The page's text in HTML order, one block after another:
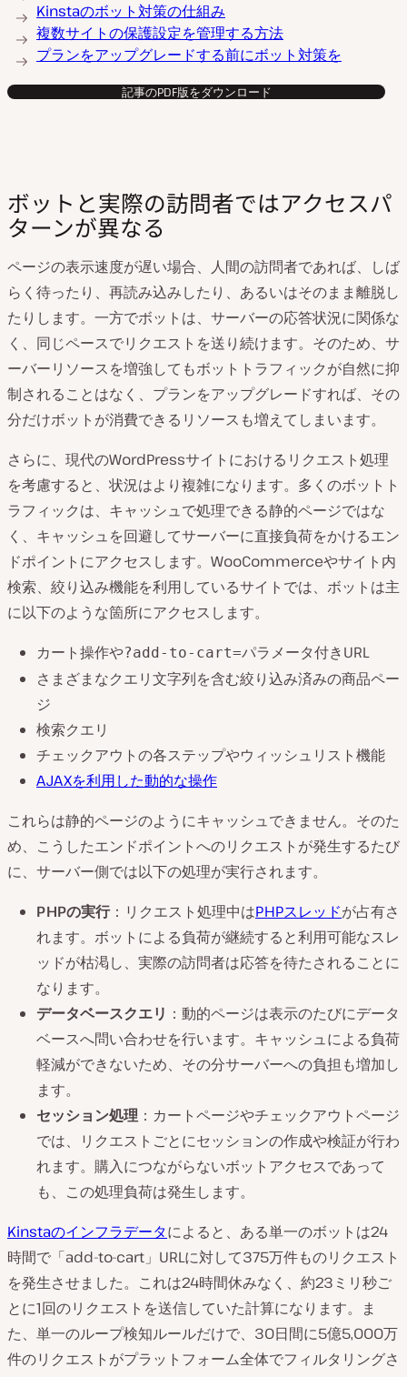
Kinstaのボット対策の仕組み
複数サイトの保護設定を管理する方法
プランをアップグレードする前にボット対策を
記事のPDF版をダウンロード
ボットと実際の訪問者ではアクセスパ
ターンが異なる
ページの表示速度が遅い場合、人間の訪問者であれば、しば
らく待ったり、再読み込みしたり、あるいはそのまま離脱し
たりします。一方でボットは、サーバーの応答状況に関係な
く、同じペースでリクエストを送り続けます。そのため、サ
ーバーリソースを増強してもボットトラフィックが自然に抑
制されることはなく、プランをアップグレードすれば、その
分だけボットが消費できるリソースも増えてしまいます。
さらに、現代のWordPressサイトにおけるリクエスト処理
を考慮すると、状況はより複雑になります。多くのボットト
ラフィックは、キャッシュで処理できる静的ページではな
く、キャッシュを回避してサーバーに直接負荷をかけるエン
ドポイントにアクセスします。WooCommerceやサイト内
検索、絞り込み機能を利用しているサイトでは、ボットは主
に以下のような箇所にアクセスします。
カート操作や?add-to-cart=パラメータ付きURL
さまざまなクエリ文字列を含む絞り込み済みの商品ペー
ジ
検索クエリ
チェックアウトの各ステップやウィッシュリスト機能
AJAXを利用した動的な操作
これらは静的ページのようにキャッシュできません。そのた
め、こうしたエンドポイントへのリクエストが発生するたび
に、サーバー側では以下の処理が実行されます。
PHPの実行：リクエスト処理中はPHPスレッドが占有さ
れます。ボットによる負荷が継続すると利用可能なスレ
ッドが枯渇し、実際の訪問者は応答を待たされることに
なります。
データベースクエリ ：動的ページは表示のたびにデータ
ベースへ問い合わせを行います。キャッシュによる負荷
軽減ができないため、その分サーバーへの負担も増加し
ます。
セッション処理 ：カートページやチェックアウトページ
では、リクエストごとにセッションの作成や検証が行わ
れます。購入につながらないボットアクセスであって
も、この処理負荷は発生します。
Kinstaのインフラデータによると、ある単一のボットは24
時間で「add-to-cart」URLに対して375万件ものリクエスト
を発生させました。これは24時間休みなく、約23ミリ秒ご
とに1回のリクエストを送信していた計算になります。ま
た、単一のループ検知ルールだけで、30日間に5億5,000万
件のリクエストがプラットフォーム全体でフィルタリングさ